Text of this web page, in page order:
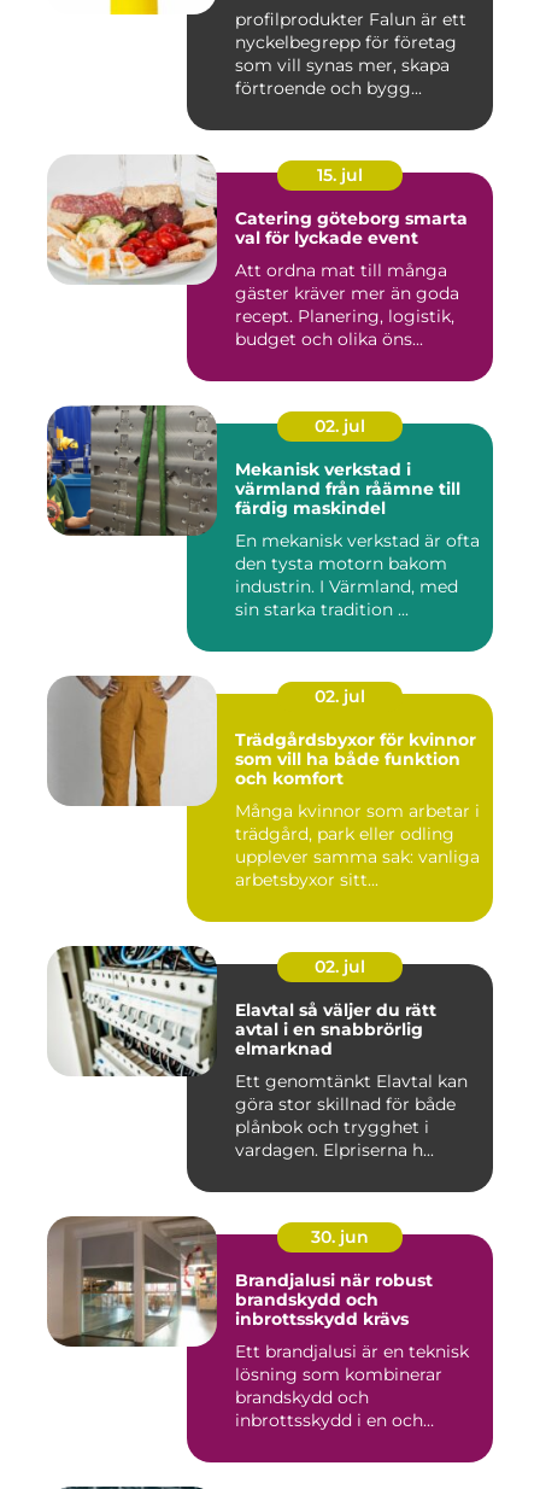
profilprodukter Falun är ett
nyckelbegrepp för företag
som vill synas mer, skapa
förtroende och bygg...
15. jul
Catering göteborg smarta
val för lyckade event
Att ordna mat till många
gäster kräver mer än goda
recept. Planering, logistik,
budget och olika öns...
02. jul
Mekanisk verkstad i
värmland från råämne till
färdig maskindel
En mekanisk verkstad är ofta
den tysta motorn bakom
industrin. I Värmland, med
sin starka tradition ...
02. jul
Trädgårdsbyxor för kvinnor
som vill ha både funktion
och komfort
Många kvinnor som arbetar i
trädgård, park eller odling
upplever samma sak: vanliga
arbetsbyxor sitt...
02. jul
Elavtal så väljer du rätt
avtal i en snabbrörlig
elmarknad
Ett genomtänkt Elavtal kan
göra stor skillnad för både
plånbok och trygghet i
vardagen. Elpriserna h...
30. jun
Brandjalusi när robust
brandskydd och
inbrottsskydd krävs
Ett brandjalusi är en teknisk
lösning som kombinerar
brandskydd och
inbrottsskydd i en och